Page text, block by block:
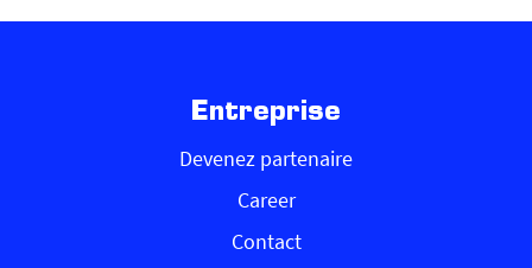
Entreprise
Devenez partenaire
Career
Contact